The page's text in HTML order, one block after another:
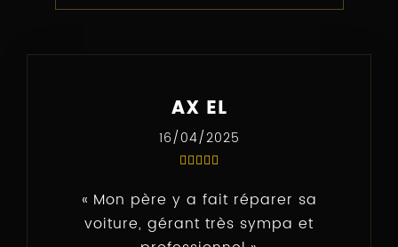
AX EL
16/04/2025
Mon père y a fait réparer sa
voiture, gérant très sympa et